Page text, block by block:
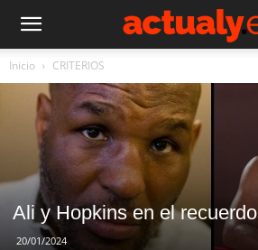
Inicio CRITERIOS
Ali y Hopkins en el recuerdo
20/01/2024